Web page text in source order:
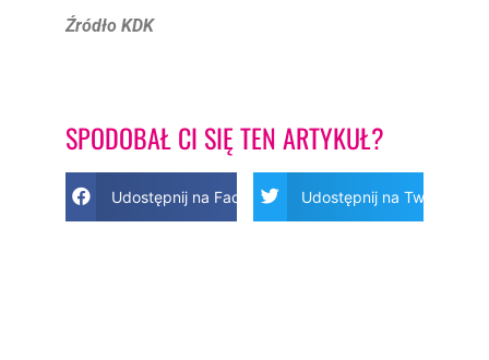
Źródło KDK
SPODOBAŁ CI SIĘ TEN ARTYKUŁ?
Udostępnij na Facebook Udostępnij na Twitter